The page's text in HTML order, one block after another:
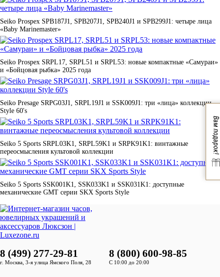
Seiko Prospex SPB187J1, SPB207J1, SPB240J1 и SPB299J1: четыре лица
«Baby Marinemaster»
Seiko Prospex SRPL17, SRPL51 и SRPL53: новые компактные «Самураи»
и «Бойцовая рыбка» 2025 года
Seiko Presage SRPG03J1, SRPL19J1 и SSK009J1: три «лица» коллекции
Style 60's
Seiko 5 Sports SRPL03K1, SRPL59K1 и SRPK91K1: винтажные
переосмысления культовой коллекции
Seiko 5 Sports SSK001K1, SSK033K1 и SSK031K1: доступные
механические GMT серии SKX Sports Style
8 (499) 277-29-81
г. Москва, 3-я улица Ямского Поля, 28
8 (800) 600-98-85
С 10:00 до 20:00
Вам подарок!